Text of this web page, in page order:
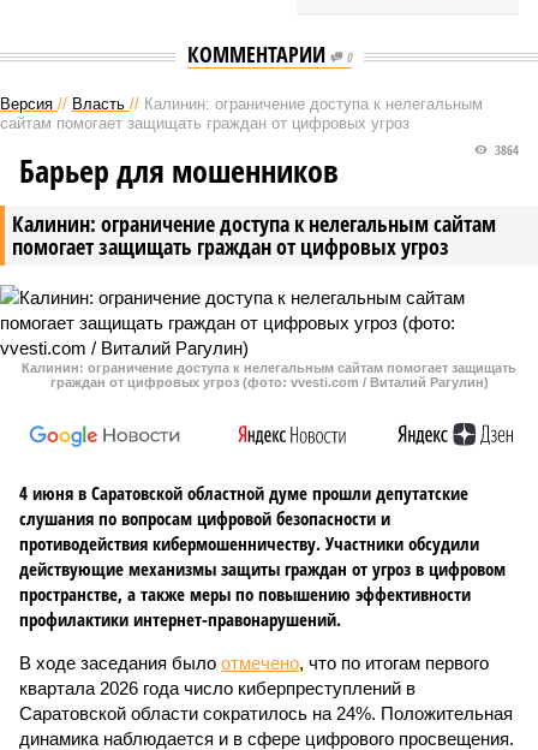
КОММЕНТАРИИ 0
Версия // Власть // Калинин: ограничение доступа к нелегальным
сайтам помогает защищать граждан от цифровых угроз
Калинин: ограничение доступа к нелегальным сайтам
помогает защищать граждан от цифровых угроз
3864
Барьер для мошенников
Калинин: ограничение доступа к нелегальным сайтам помогает защищать
граждан от цифровых угроз (фото: vvesti.com / Виталий Рагулин)
4 июня в Саратовской областной думе прошли депутатские
слушания по вопросам цифровой безопасности и
противодействия кибермошенничеству. Участники обсудили
действующие механизмы защиты граждан от угроз в цифровом
пространстве, а также меры по повышению эффективности
профилактики интернет-правонарушений.
В ходе заседания было отмечено, что по итогам первого
квартала 2026 года число киберпреступлений в
Саратовской области сократилось на 24%. Положительная
динамика наблюдается и в сфере цифрового просвещения.